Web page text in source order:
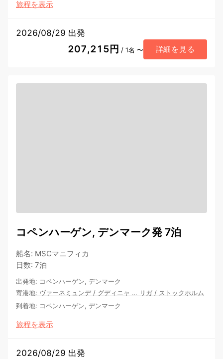
旅程を表示
2026/08/29 出発
207,215円 / 1名 〜 詳細を見る
コペンハーゲン, デンマーク発 7泊
船名: MSCマニフィカ
日数: 7泊
出発地: コペンハーゲン, デンマーク
寄港地: ヴァーネミュンデ/ グディニャ … リガ / ストックホルム
到着地: コペンハーゲン, デンマーク
旅程を表示
2026/08/29 出発